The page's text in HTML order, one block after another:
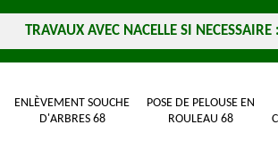
TRAVAUX AVEC NACELLE SI
ENLÈVEMENT SOUCHE
D'ARBRES 68
POSE DE PELOUSE EN
ROULEAU 68